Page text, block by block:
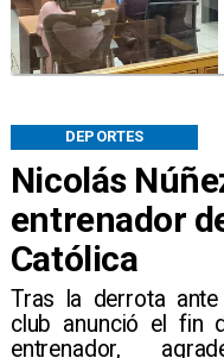
Nicolás
entrenador
Católica
​Tras la derrota
club anunció el fin
entrenador,
DEPORTES